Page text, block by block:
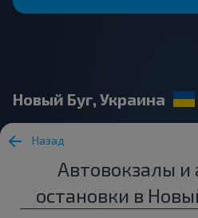
Новый Буг, Украина
Назад
Автовокзалы и
остановки в